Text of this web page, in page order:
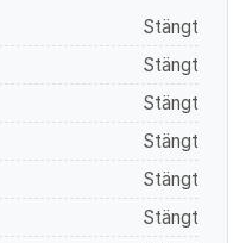
Stängt
Stängt
Stängt
Stängt
Stängt
Stängt